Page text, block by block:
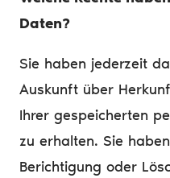
Daten?
Sie haben jederzeit
Auskunft über
Ihrer gespeicherten
zu erhalten. Sie
Berichtigung oder